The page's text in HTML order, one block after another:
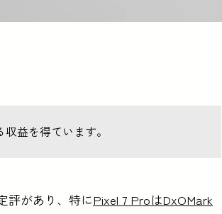
益を得ています。
評があり、特にPixel 7 ProはDxOMark